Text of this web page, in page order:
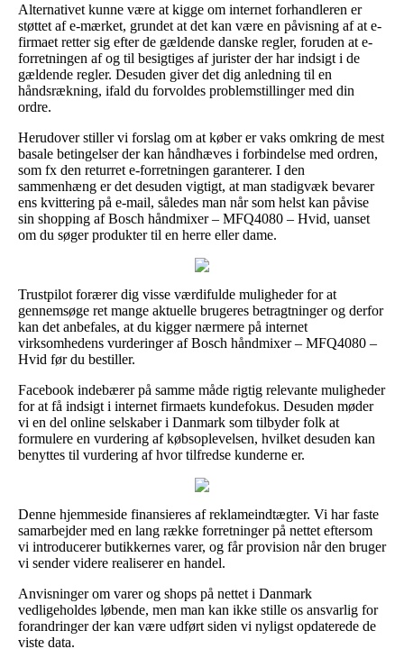
Alternativet kunne være at kigge om internet forhandleren er
støttet af e-mærket, grundet at det kan være en påvisning af at e-
firmaet retter sig efter de gældende danske regler, foruden at e-
forretningen af og til besigtiges af jurister der har indsigt i de
gældende regler. Desuden giver det dig anledning til en
håndsrækning, ifald du forvoldes problemstillinger med din
ordre.
Herudover stiller vi forslag om at køber er vaks omkring de mest
basale betingelser der kan håndhæves i forbindelse med ordren,
som fx den returret e-forretningen garanterer. I den
sammenhæng er det desuden vigtigt, at man stadigvæk bevarer
ens kvittering på e-mail, således man når som helst kan påvise
sin shopping af Bosch håndmixer – MFQ4080 – Hvid, uanset
om du søger produkter til en herre eller dame.
Trustpilot forærer dig visse værdifulde muligheder for at
gennemsøge ret mange aktuelle brugeres betragtninger og derfor
kan det anbefales, at du kigger nærmere på internet
virksomhedens vurderinger af Bosch håndmixer – MFQ4080 –
Hvid før du bestiller.
Facebook indebærer på samme måde rigtig relevante muligheder
for at få indsigt i internet firmaets kundefokus. Desuden møder
vi en del online selskaber i Danmark som tilbyder folk at
formulere en vurdering af købsoplevelsen, hvilket desuden kan
benyttes til vurdering af hvor tilfredse kunderne er.
Denne hjemmeside finansieres af reklameindtægter. Vi har faste
samarbejder med en lang række forretninger på nettet eftersom
vi introducerer butikkernes varer, og får provision når den bruger
vi sender videre realiserer en handel.
Anvisninger om varer og shops på nettet i Danmark
vedligeholdes løbende, men man kan ikke stille os ansvarlig for
forandringer der kan være udført siden vi nyligst opdaterede de
viste data.